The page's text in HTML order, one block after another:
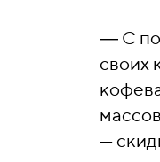
― С
своих
—